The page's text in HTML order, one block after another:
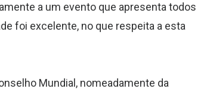
a um evento que apresenta todos
foi excelente, no que respeita a esta
Mundial, nomeadamente da